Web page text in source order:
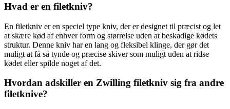
Hvad er en filetkniv?
En filetkniv er en speciel type kniv, der er designet til præcist og let
at skære kød af enhver form og størrelse uden at beskadige kødets
struktur. Denne kniv har en lang og fleksibel klinge, der gør det
muligt at få så tynde og præcise skiver som muligt uden at ridse
kødet eller spilde noget af det.
Hvordan adskiller en Zwilling filetkniv sig fra andre
filetknive?